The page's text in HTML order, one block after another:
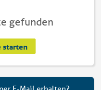
gefunden
starten